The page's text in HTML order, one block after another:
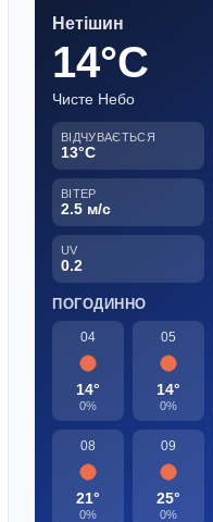
Нетішин
14°C
Чисте Небо
ВІДЧУВАЄТЬСЯ
13°C
ВІТЕР
2.5 м/с
UV
0.2
ПОГОДИННО
04
14°
0%
05
14°
0%
08
21°
0%
09
25°
0%